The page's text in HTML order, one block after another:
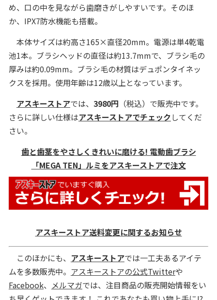
め、口の中を見ながら歯磨きがしやすいです。そのほ
か、IPX7防水機能も搭載。
本体サイズは約高さ165×直径20mm。電源は単4乾電
池1本。ブラシヘッドの直径は約13.7mmで、ブラシ毛の
厚みは約0.09mm。ブラシ毛の材質はデュポンタイネッ
クスを採用。使用年齢は12歳以上となっています。
アスキーストアでは、 3980円 （税込）で販売中です。
さらに詳しい仕様はアスキーストアでチェックしてくだ
さい。
歯と歯茎をやさしくきれいに磨ける! 電動歯ブラシ
「MEGA TEN」ルミをアスキーストアで注文
アスキーストア送料変更に関するお知らせ
このほかにも、 アスキーストアでは一工夫あるアイテ
ムを多数販売中。 アスキーストアの公式Twitterや
Facebook、 メルマガでは、注目商品の販売開始情報をい